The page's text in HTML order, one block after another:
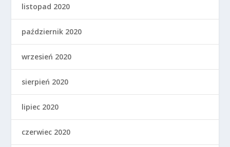
listopad 2020
październik 2020
wrzesień 2020
sierpień 2020
lipiec 2020
czerwiec 2020